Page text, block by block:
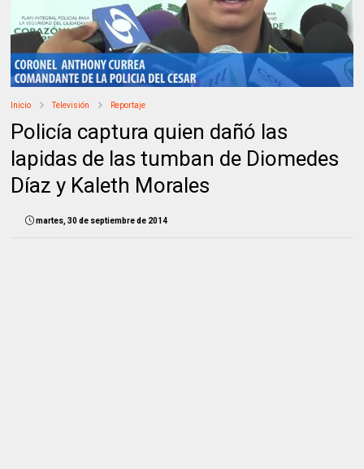
Inicio Televisión Reportaje
Policía captura quien dañó las
lapidas de las tumban de Diomedes
Díaz y Kaleth Morales
martes, 30 de septiembre de 2014